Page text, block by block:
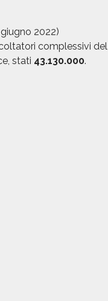
2022)
complessivi del
stati 43.130.000.